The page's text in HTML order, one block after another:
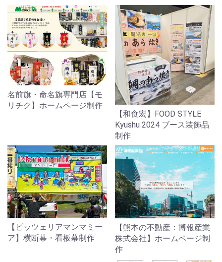
名前旗・命名旗専門店【モ
リチク】ホームページ制作
【和食宏】FOOD STYLE
Kyushu 2024 ブース装飾品
制作
【ピッツェリアマンマミー
ア】横断幕・看板幕制作
【熊本の不動産：博報産業
株式会社】ホームページ制
作